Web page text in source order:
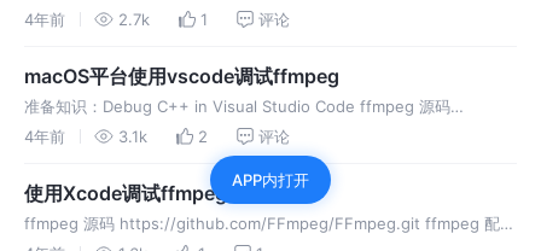
提供了示例代码，演示如何使用ffmpeg的api， 示例代码位于
4年前 2.7k 1 评论
macOS平台使用vscode调试ffmpeg
准备知识：Debug C++ in Visual Studio Code ffmpeg 源码
https://github.com/FFmpeg/FFmpeg.git 调试ffmpeg_g, ffpl
4年前 3.1k 2 评论
使用Xcode调试ffmpeg
ffmpeg 源码 https://github.com/FFmpeg/FFmpeg.git ffmpeg 配
APP内打开